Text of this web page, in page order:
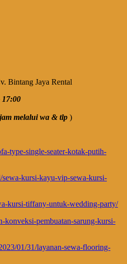
Bintang Jaya Rental
17:00
melalui wa & tlp )
type-single-seater-kotak-putih-
kursi-kayu-vip-sewa-kursi-
kursi-tiffany-untuk-wedding-party/
konveksi-pembuatan-sarung-kursi-
01/31/layanan-sewa-flooring-